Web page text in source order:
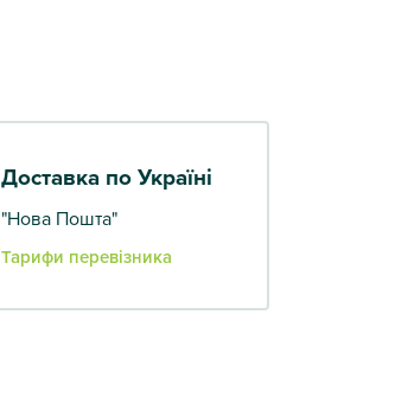
Доставка по Україні
"Нова Пошта"
Тарифи перевізника